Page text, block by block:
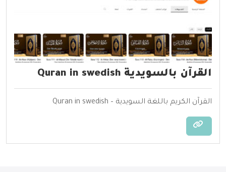
القرآن بالسويدية Quran in swedish
القرآن الكريم باللغة السويدية – Quran in swedish